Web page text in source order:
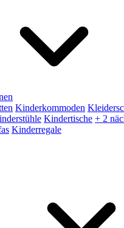
Kinderkommoden
Kindertische + 2
Kinderregale